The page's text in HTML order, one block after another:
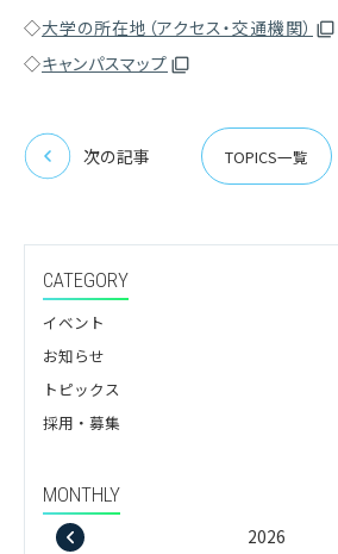
◇大学の所在地（アクセス・交通機関）
◇キャンパスマップ
次の記事 TOPICS一覧
CATEGORY
イベント
お知らせ
トピックス
採用・募集
MONTHLY
2026